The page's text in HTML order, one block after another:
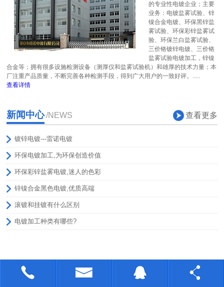
的专业性电镀企业；主要
业务：电镀盐雾试验、锌
镍合金电镀、环保黑锌盐
雾试验、环保彩锌盐雾试
验、环保兰白盐雾试验、
三价铬镀锌电镀、三价铬
盐雾试验电镀加工，锌镍
合金等；拥有很多设施检测设备（测厚仪和盐雾试验机）和雄厚的技术力量；本
厂注重产品质量，不断完善各种检测手段，得到广大用户的一致好评。.....
查看详情
新闻中心/NEWS 查看更多
镀锌电镀---雷诺电镀
环保电镀加工,为环保创造价值
环保彩锌盐雾电镀,迷人的色彩
锌镍合金黑色电镀,优质高端
滚镀和挂镀有什么区别
电镀加工种类有哪些?